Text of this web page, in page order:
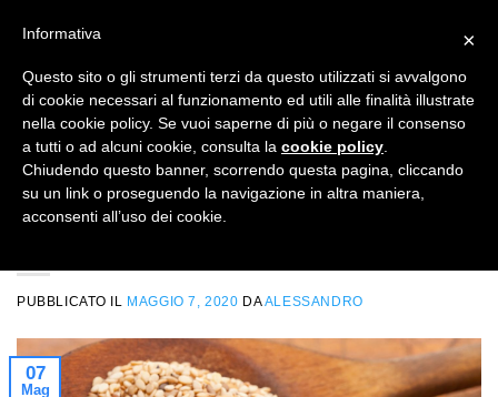
contenuti
NEWSLETTER
SALUTE IN TAVOLA
PUBBLICATO IL MAGGIO 7, 2020 DAALESSANDRO
07
Mag
×
Informativa
Questo sito o gli strumenti terzi da questo utilizzati si avvalgono
di cookie necessari al funzionamento ed utili alle finalità illustrate
nella cookie policy. Se vuoi saperne di più o negare il consenso
a tutti o ad alcuni cookie, consulta la cookie policy
Chiudendo questo banner, scorrendo questa pagina, cliccando
su un link o proseguendo la navigazione in altra maniera,
acconsenti all’uso dei cookie.